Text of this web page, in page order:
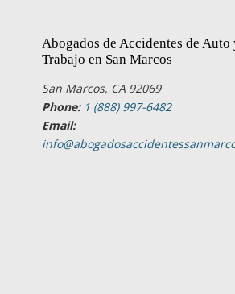
Abogados de Accidentes de Auto
Trabajo en San Marcos
San Marcos, CA 92069
Phone: 1 (888) 997-6482
Email: